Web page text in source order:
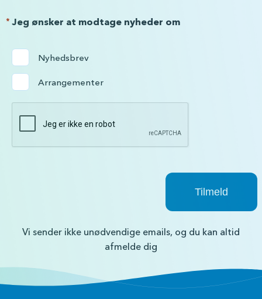
Jeg ønsker at modtage nyheder om
*
Nyhedsbrev
Arrangementer
Vi sender ikke unødvendige emails, og du kan altid
afmelde dig